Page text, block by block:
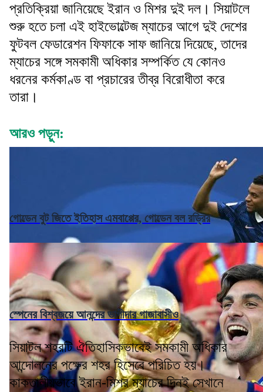
প্রতিক্রিয়া জানিয়েছে ইরান ও মিশর দুই দল। সিয়াটলে
শুরু হতে চলা এই হাইভোল্টেজ ম্যাচের আগে দুই দেশের
ফুটবল ফেডারেশন ফিফাকে সাফ জানিয়ে দিয়েছে, তাদের
ম্যাচের সঙ্গে সমকামী অধিকার সম্পর্কিত যে কোনও
ধরনের কর্মকাণ্ড বা প্রচারের তীব্র বিরোধীতা করে
তারা।
আরও পড়ুন:
গোল্ডেন বুট জিতে ইতিহাস এমবাপ্পের, গোল্ডেন বল রড্রির
স্পেনের বিশ্বজয়ে আনন্দের ভাগীদার গাজাবাসীও
সিয়াটল শহরটি ঐতিহাসিকভাবেই সমকামী অধিকার
আন্দোলনের পক্ষের শহর হিসেবে পরিচিত হয়।
কাকতালীয়ভাবে ইরান-মিশর ম্যাচের দিনই সেখানে